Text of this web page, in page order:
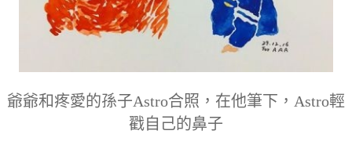
爺爺和疼愛的孫子Astro合照，在他筆下，Astro輕
戳自己的鼻子